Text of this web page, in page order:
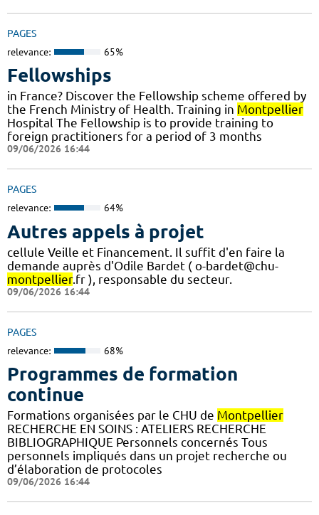
PAGES
relevance: 65%
Fellowships
in France? Discover the Fellowship scheme offered by
the French Ministry of Health. Training in Montpellier
Hospital The Fellowship is to provide training to
foreign practitioners for a period of 3 months
09/06/2026 16:44
PAGES
relevance: 64%
Autres appels à projet
cellule Veille et Financement. Il suffit d'en faire la
demande auprès d'Odile Bardet ( o-bardet@chu-
montpellier.fr ), responsable du secteur.
09/06/2026 16:44
PAGES
relevance: 68%
Programmes de formation
continue
Formations organisées par le CHU de Montpellier
RECHERCHE EN SOINS : ATELIERS RECHERCHE
BIBLIOGRAPHIQUE Personnels concernés Tous
personnels impliqués dans un projet recherche ou
d’élaboration de protocoles
09/06/2026 16:44